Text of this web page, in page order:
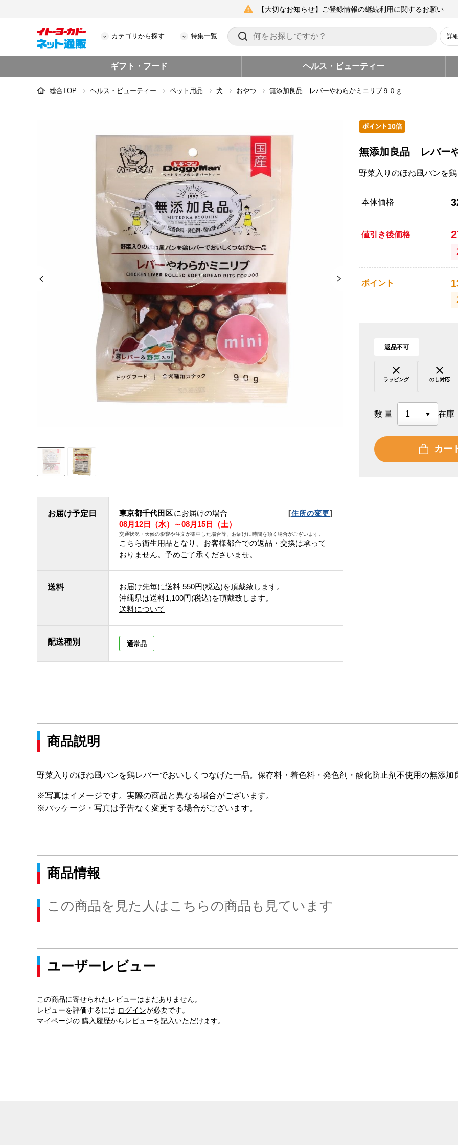
【大切なお知らせ】ご登録情報の継続利用に関するお願い
カテゴリから探す 特集一覧 詳
ギフト・フード ヘルス・ビューティー
総合TOP ヘルス・ビューティー ペット用品 犬 おやつ 無添加良品 レバーやわらかミニリブ９０ｇ
お届け予定日 東京都千代田区にお届けの場合 [住所の変更]
08月12日（水）～08月15日（土）
交通状況・天候の影響や注文が集中した場合等、お届けに時間を頂く場合がございます。
こちら衛生用品となり、お客様都合での返品・交換は承って
おりません。予めご了承くださいませ。
送料 お届け先毎に送料 550円(税込)を頂戴致します。
沖縄県は送料1,100円(税込)を頂戴致します。
送料について
配送種別 通常品
無添加良品 レバー
野菜入りのほね風パンを
本体価格
値引き後価格
ポイント
返品不可
ラッピング のし対応
数量 在庫
カー
商品説明
野菜入りのほね風パンを鶏レバーでおいしくつなげた一品。保存料・着色料・発色剤・酸化防止剤不使用の無添加
※写真はイメージです。実際の商品と異なる場合がございます。
※パッケージ・写真は予告なく変更する場合がございます。
商品情報
この商品を見た人はこちらの商品も見ています
ユーザーレビュー
この商品に寄せられたレビューはまだありません。
レビューを評価するには ログインが必要です。
マイページの 購入履歴からレビューを記入いただけます。